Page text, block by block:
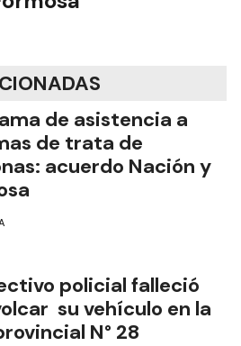
de asistencia a
de trata de
acuerdo Nación y
policial falleció
su vehículo en la
N° 28